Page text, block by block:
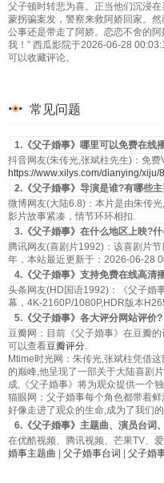
父子顿时转悲为喜。正当他们沉浸
蒙拐骗案发，警察来救阿娇回家。
公事还是带走了阿娇。恋恋不舍的
我！” 西瓜影院于2026-06-28
可以收藏评论。
常见问题
1.《父子婚事》哪里可以免费在线
抖音网友(朱传光,张斌柱先生)：免费
https://www.xilys.com/dianying/xiju/
2.《父子婚事》导演是谁?有哪些
微博网友(大陆6.8)：本片是由朱传
影片故事紧凑，情节环环相扣.
3.《父子婚事》在什么地区上映?
腾讯网友(喜剧片1992)：该喜剧片
年，本站最近更新于：2026-06-28
4.《父子婚事》支持免费在线高清
头条网友(HD国语1992)：《父子婚
幕，4K-2160P/1080P,HDR版本
5.《父子婚事》各大评分网站评价?
豆瓣网：目前《父子婚事》在豆瓣
可以查看豆瓣评分.
Mtime时光网：朱传光,张斌柱凭借
的巅峰,他呈现了一部关于大陆喜剧
成,《父子婚事》将为观众提供一个
猫眼网：父子婚事每个角色都带着
好像走进了观众的生命,成为了我们
6.《父子婚事》主题曲、演员台词
在优酷视频、腾讯视频、芒果TV、
婚事主题曲
父子婚事台词 父子婚